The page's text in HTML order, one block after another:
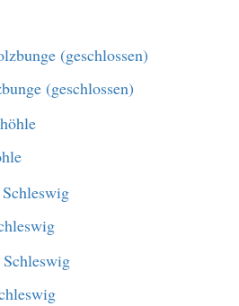
(geschlossen)